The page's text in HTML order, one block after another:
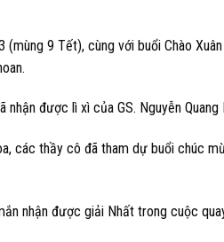
9 Tết), cùng với buổi Chào
nhận được lì xì của GS. Nguyễn
các thầy cô đã tham dự buổi chúc
nhận được giải Nhất trong cuộc